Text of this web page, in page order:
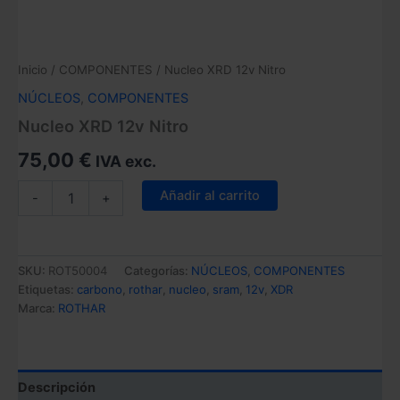
Inicio / COMPONENTES / Nucleo XRD 12v Nitro
NÚCLEOS, COMPONENTES
Nucleo XRD 12v Nitro
75,00 € IVA exc.
- + Añadir al carrito
SKU: ROT50004 Categorías: NÚCLEOS COMPONENTES
Etiquetas: carbono rothar nucleo sram 12v XDR
Marca: ROTHAR
Descripción